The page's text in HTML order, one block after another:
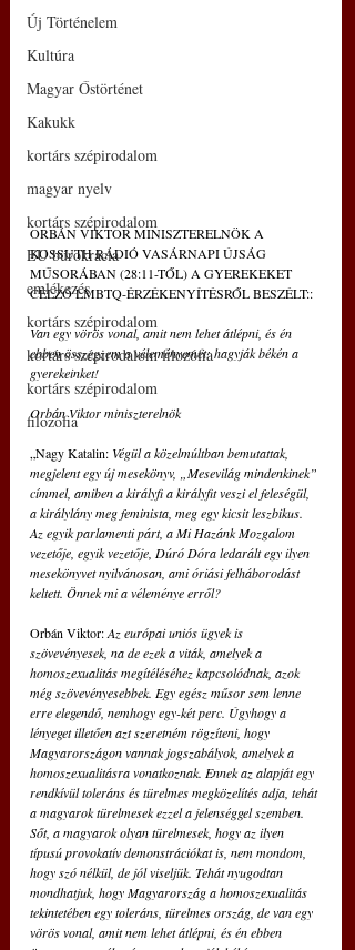
Új Történelem
Kultúra
Magyar Őstörténet
Kakukk
kortárs szépirodalom
magyar nyelv
kortárs szépirodalom
EU bürokrácia
emlékezés
kortárs szépirodalom
kortárs szépirodalom filozófia
kortárs szépirodalom
filozófia
ORBÁN VIKTOR MINISZTERELNÖK A
KOSSUTH RÁDIÓ VASÁRNAPI ÚJSÁG
MŰSORÁBAN (28:11-TŐL) A GYEREKEKET
CÉLZÓ LMBTQ-ÉRZÉKENYÍTÉSRŐL BESZÉLT::
Van egy vörös vonal, amit nem lehet átlépni, és én
ebben összegzem a véleményemet: hagyják békén a
gyerekeinket!
Orbán Viktor miniszterelnök
„Nagy Katalin: Végül a közelmúltban bemutattak,
megjelent egy új mesekönyv, „Mesevilág mindenkinek”
címmel, amiben a királyfi a királyfit veszi el feleségül,
a királylány meg feminista, meg egy kicsit leszbikus.
Az egyik parlamenti párt, a Mi Hazánk Mozgalom
vezetője, egyik vezetője, Dúró Dóra ledarált egy ilyen
mesekönyvet nyilvánosan, ami óriási felháborodást
keltett. Önnek mi a véleménye erről?
Orbán Viktor: Az európai uniós ügyek is
szövevényesek, na de ezek a viták, amelyek a
homoszexualitás megítéléséhez kapcsolódnak, azok
még szövevényesebbek. Egy egész műsor sem lenne
erre elegendő, nemhogy egy-két perc. Úgyhogy a
lényeget illetően azt szeretném rögzíteni, hogy
Magyarországon vannak jogszabályok, amelyek a
homoszexualitásra vonatkoznak. Ennek az alapját egy
rendkívül toleráns és türelmes megközelítés adja, tehát
a magyarok türelmesek ezzel a jelenséggel szemben.
Sőt, a magyarok olyan türelmesek, hogy az ilyen
típusú provokatív demonstrációkat is, nem mondom,
hogy szó nélkül, de jól viseljük. Tehát nyugodtan
mondhatjuk, hogy Magyarország a homoszexualitás
tekintetében egy toleráns, türelmes ország, de van egy
vörös vonal, amit nem lehet átlépni, és én ebben